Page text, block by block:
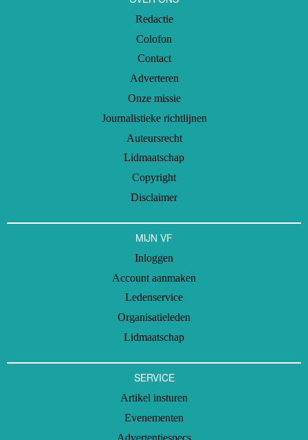
Redactie
Colofon
Contact
Adverteren
Onze missie
Journalistieke richtlijnen
Auteursrecht
Lidmaatschap
Copyright
Disclaimer
MIJN VF
Inloggen
Account aanmaken
Ledenservice
Organisatieleden
Lidmaatschap
SERVICE
Artikel insturen
Evenementen
Advertentiespecs